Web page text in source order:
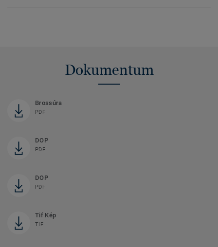
Dokumentum
Brossúra
PDF
DOP
PDF
DOP
PDF
Tif Kép
TIF